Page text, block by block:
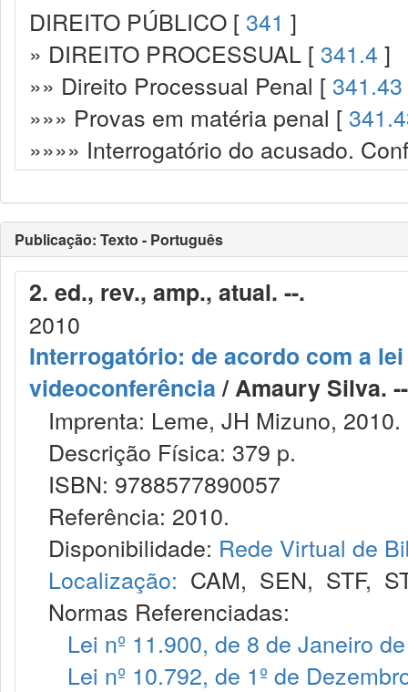
DIREITO PÚBLICO [ 341 ]
» DIREITO PROCESSUAL [ 341.4 ]
»» Direito Processual Penal [ 341.43
»»» Provas em matéria penal [
»»»» Interrogatório do acusado.
Publicação: Texto - Português
2. ed., rev., amp., atual. --.
2010
Interrogatório: de acordo com a
videoconferência/ Amaury Silva. --
Imprenta: Leme, JH Mizuno, 2010.
Descrição Física: 379 p.
ISBN: 9788577890057
Referência: 2010.
Disponibilidade: Rede Virtual de
Localização: CAM, SEN, STF,
Normas Referenciadas:
Lei nº 11.900, de 8 de Janeiro
Lei nº 10.792, de 1º de